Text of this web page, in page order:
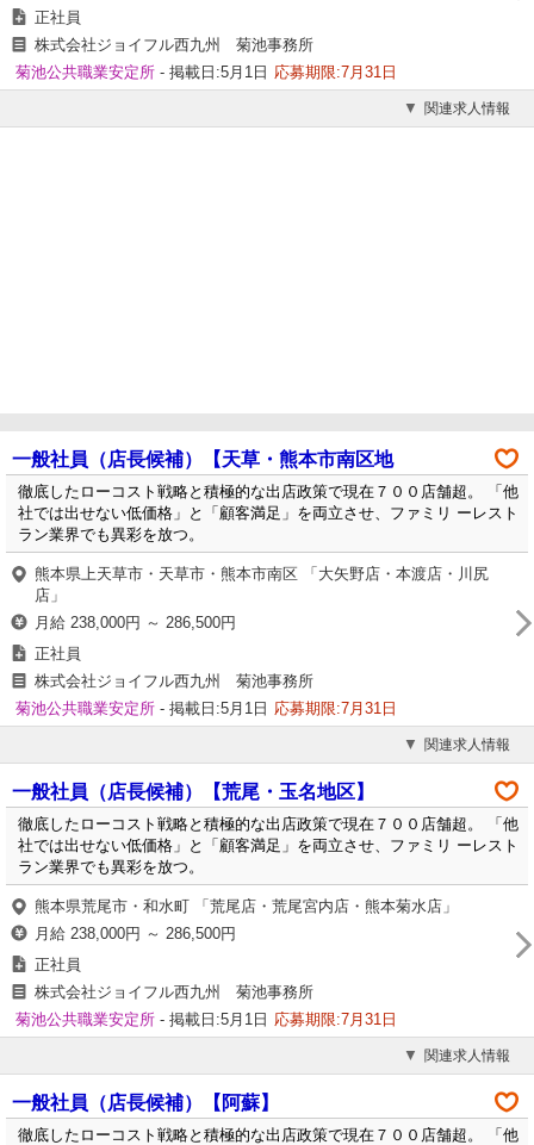
正社員
株式会社ジョイフル西九州 菊池事務所
菊池公共職業安定所 - 掲載日:5月1日 応募期限:7月31日
関連求人情報
一般社員（店長候補）【天草・熊本市南区地
徹底したローコスト戦略と積極的な出店政策で現在７００店舗超。 「他
社では出せない低価格」と「顧客満足」を両立させ、ファミリ ーレスト
ラン業界でも異彩を放つ。
熊本県上天草市・天草市・熊本市南区 「大矢野店・本渡店・川尻
店」
月給 238,000円 ～ 286,500円
正社員
株式会社ジョイフル西九州 菊池事務所
菊池公共職業安定所 - 掲載日:5月1日 応募期限:7月31日
関連求人情報
一般社員（店長候補）【荒尾・玉名地区】
徹底したローコスト戦略と積極的な出店政策で現在７００店舗超。 「他
社では出せない低価格」と「顧客満足」を両立させ、ファミリ ーレスト
ラン業界でも異彩を放つ。
熊本県荒尾市・和水町 「荒尾店・荒尾宮内店・熊本菊水店」
月給 238,000円 ～ 286,500円
正社員
株式会社ジョイフル西九州 菊池事務所
菊池公共職業安定所 - 掲載日:5月1日 応募期限:7月31日
関連求人情報
一般社員（店長候補）【阿蘇】
徹底したローコスト戦略と積極的な出店政策で現在７００店舗超。 「他